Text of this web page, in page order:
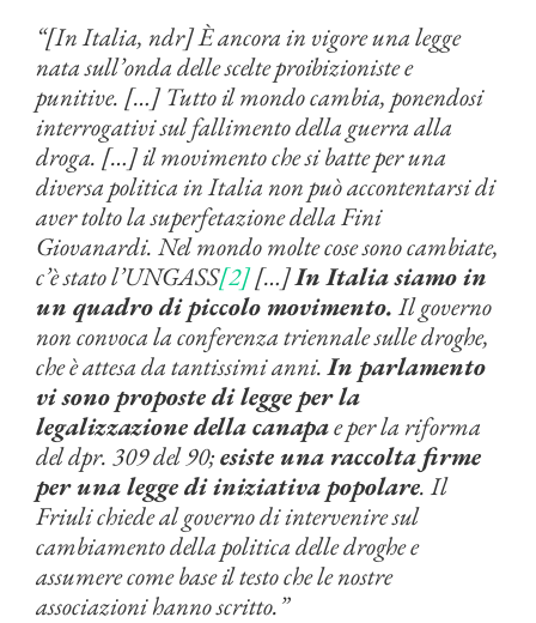
“[In Italia, ndr] È ancora in vigore una legge
nata sull’onda delle scelte proibizioniste e
punitive. […] Tutto il mondo cambia, ponendosi
interrogativi sul fallimento della guerra alla
droga. […] il movimento che si batte per una
diversa politica in Italia non può accontentarsi di
aver tolto la superfetazione della Fini
Giovanardi. Nel mondo molte cose sono cambiate,
c’è stato l’UNGASS[2][…]In Italia siamo in
un quadro di piccolo movimento.Il governo
non convoca la conferenza triennale sulle droghe,
che è attesa da tantissimi anni.In parlamento
vi sono proposte di legge per la
legalizzazione della canapae per la riforma
del dpr. 309 del 90;esiste una raccolta firme
per una legge di iniziativa popolare. Il
Friuli chiede al governo di intervenire sul
cambiamento della politica delle droghe e
assumere come base il testo che le nostre
associazioni hanno scritto.”